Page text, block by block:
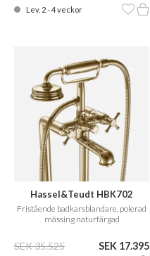
Lev. 2 - 4 veckor
Hassel&Teudt HBK702
Fristående badkarsblandare, polerad
mässing naturfärgad
SEK 35.525 SEK 17.395